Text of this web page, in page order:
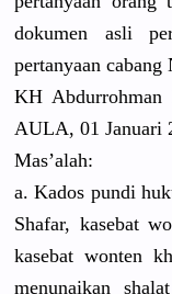
dokumen asli
pertanyaan
KH
AULA, 01 Januari
Mas’alah:
a. Kados pundi
Shafar, kasebat
kasebat wonten
menunaikan